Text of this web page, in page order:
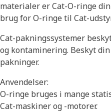
materialer er Cat-O-ringe
brug for O-ringe til Cat-
Cat-pakningssystemer
og kontaminering. Beskyt
pakninger.
Anvendelser:
O-ringe bruges i mange
Cat-maskiner og -motorer.